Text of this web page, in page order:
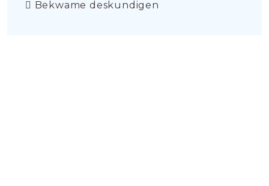
Bekwame deskundigen